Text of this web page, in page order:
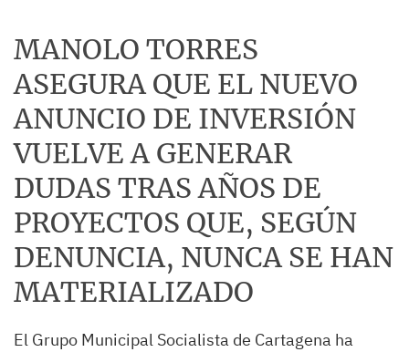
MANOLO TORRES
ASEGURA QUE EL NUEVO
ANUNCIO DE INVERSIÓN
VUELVE A GENERAR
DUDAS TRAS AÑOS DE
PROYECTOS QUE, SEGÚN
DENUNCIA, NUNCA SE HAN
MATERIALIZADO
El Grupo Municipal Socialista de Cartagena ha